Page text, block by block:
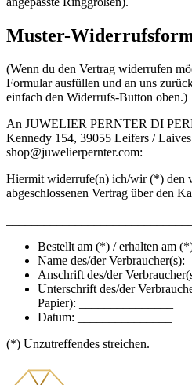
Muster-
(Wenn du den Vertrag widerrufen
Formular ausfüllen und an uns
einfach den Widerrufs-Button oben.)
An JUWELIER PERNTER DI
Kennedy 154, 39055 Leifers / Laives
shop@juwelierpernter.com:
Hiermit widerrufe(n) ich/wir (*) den
abgeschlossenen Vertrag über den
Bestellt am (*) / erhalten am
Name des/der Verbraucher(s):
Anschrift des/der
Unterschrift des/der
Papier): _______________
Datum: _______________
(*) Unzutreffendes streichen.